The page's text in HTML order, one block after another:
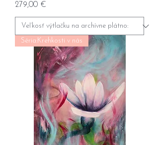
Prix
279,00 €
Séria:Krehkosti v nás